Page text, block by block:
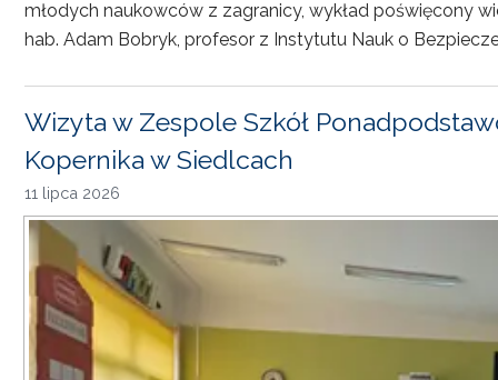
młodych naukowców z zagranicy, wykład poświęcony
hab. Adam Bobryk, profesor z Instytutu Nauk o
Wizyta w Zespole Szkół
Kopernika w Siedlcach
11 lipca 2026